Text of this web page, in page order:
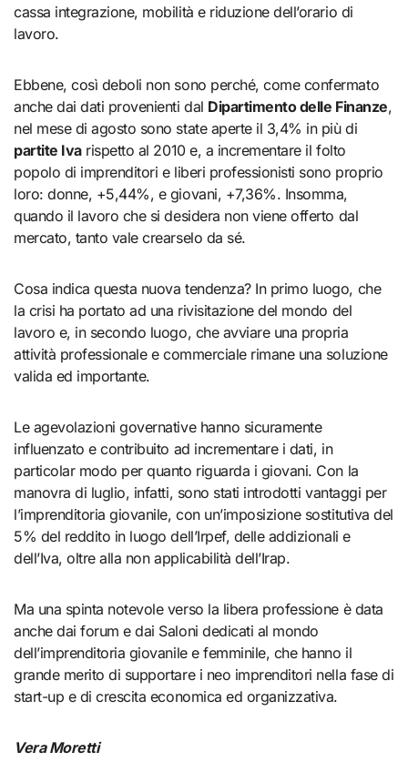
cassa integrazione, mobilità e riduzione dell’orario di
lavoro.
Ebbene, così deboli non sono perché, come confermato
anche dai dati provenienti dal Dipartimento delle Finanze,
nel mese di agosto sono state aperte il 3,4% in più di
partite Ivarispetto al 2010 e, a incrementare il folto
popolo di imprenditori e liberi professionisti sono proprio
loro: donne, +5,44%, e giovani, +7,36%. Insomma,
quando il lavoro che si desidera non viene offerto dal
mercato, tanto vale crearselo da sé.
Cosa indica questa nuova tendenza? In primo luogo, che
la crisi ha portato ad una rivisitazione del mondo del
lavoro e, in secondo luogo, che avviare una propria
attività professionale e commerciale rimane una soluzione
valida ed importante.
Le agevolazioni governative hanno sicuramente
influenzato e contribuito ad incrementare i dati, in
particolar modo per quanto riguarda i giovani. Con la
manovra di luglio, infatti, sono stati introdotti vantaggi per
l’imprenditoria giovanile, con un’imposizione sostitutiva del
5% del reddito in luogo dell’Irpef, delle addizionali e
dell’Iva, oltre alla non applicabilità dell’Irap.
Ma una spinta notevole verso la libera professione è data
anche dai forum e dai Saloni dedicati al mondo
dell’imprenditoria giovanile e femminile, che hanno il
grande merito di supportare i neo imprenditori nella fase di
start-up e di crescita economica ed organizzativa.
Vera Moretti